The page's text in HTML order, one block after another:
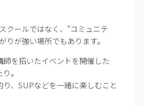
クールではなく、“コミュニテ
りが強い場所でもあります。
師を招いたイベントを開催した
。
り、SUPなどを一緒に楽しむこと